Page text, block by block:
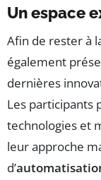
Un espace
Afin de rester à
également
dernières
Les participants
technologies et
leur approche
d’